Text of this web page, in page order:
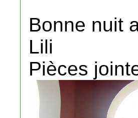
Bonne nuit
Lili
Pièces